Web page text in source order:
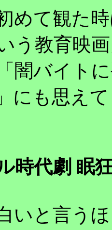
めて観た
う教育映
闇バイト
にも思え
時代劇 眠
いと言う